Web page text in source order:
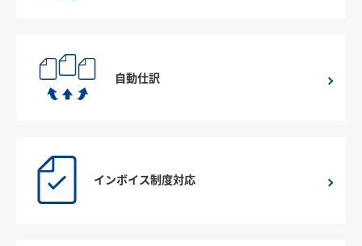
自動仕訳
インボイス制度対応